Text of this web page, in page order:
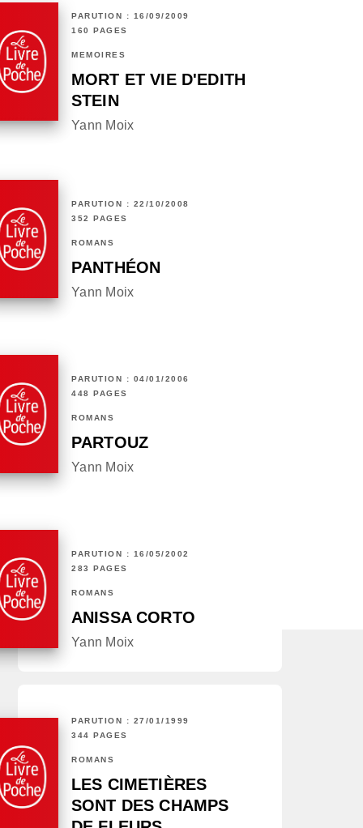
PARUTION : 16/09/2009
160 PAGES
MÉMOIRES
MORT ET VIE D'EDITH
STEIN
Yann Moix
PARUTION : 22/10/2008
352 PAGES
ROMANS
PANTHÉON
Yann Moix
PARUTION : 04/01/2006
448 PAGES
ROMANS
PARTOUZ
Yann Moix
PARUTION : 16/05/2002
283 PAGES
ROMANS
ANISSA CORTO
Yann Moix
PARUTION : 27/01/1999
344 PAGES
ROMANS
LES CIMETIÈRES
SONT DES CHAMPS